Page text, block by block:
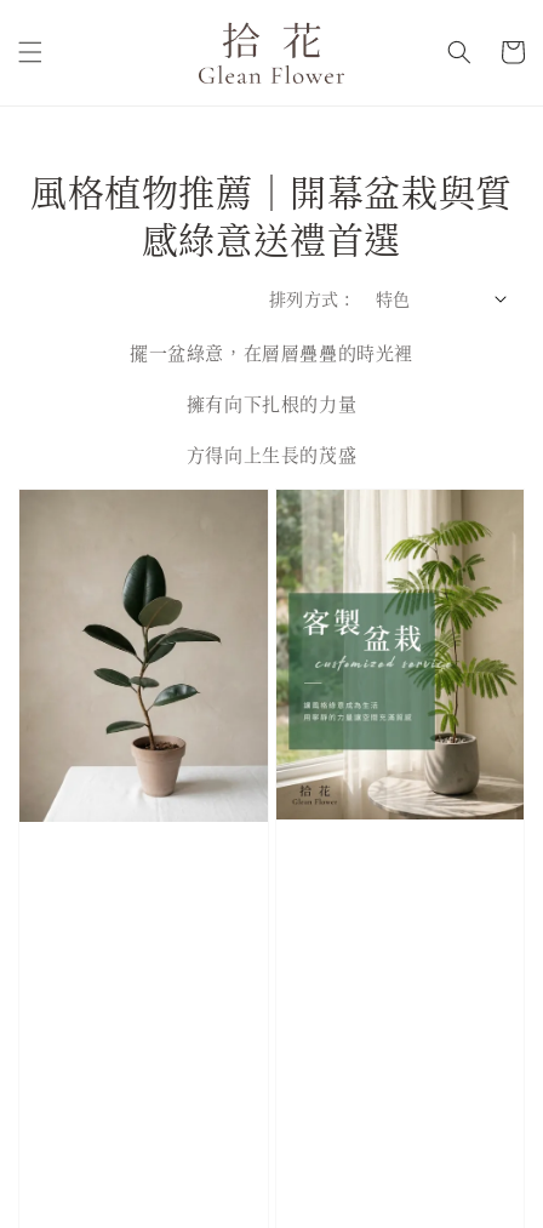
風格植物推薦｜開幕盆栽與質
感綠意送禮首選
排列方式 :
擺一盆綠意，在層層疊疊的時光裡
擁有向下扎根的力量
方得向上生長的茂盛